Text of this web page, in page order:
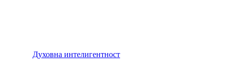
Духовна интелигентност